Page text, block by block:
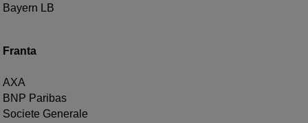
Bayern LB
Franta
AXA
BNP Paribas
Societe Generale